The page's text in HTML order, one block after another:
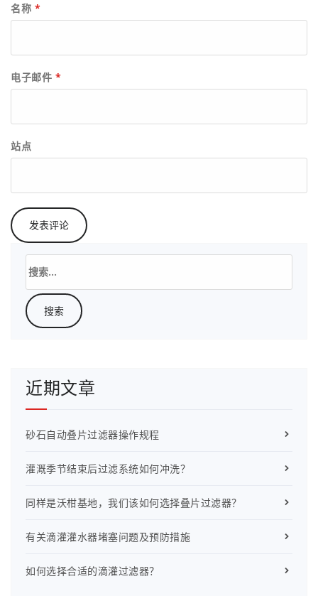
名称 *
电子邮件 *
站点
索：
近期文章
砂石自动叠片过滤器操作规程
灌溉季节结束后过滤系统如何冲洗？
同样是沃柑基地，我们该如何选择叠片过滤器？
有关滴灌灌水器堵塞问题及预防措施
如何选择合适的滴灌过滤器？